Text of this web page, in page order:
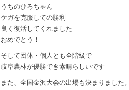
うちのひろちゃん
ケガを克服しての勝利
良く復活してくれました
おめでとう！
そして団体・個人とも全階級で
岐阜農林が優勝でき素晴らしいです
また、全国金沢大会の出場も決まりました